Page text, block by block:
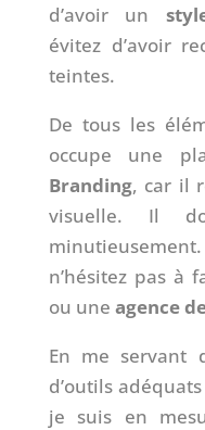
d’avoir un
évitez d’avoir
teintes.
De tous les
occupe une
Branding, car il
visuelle. Il
n’hésitez pas
ou une agence
En me servant
d’outils
je suis en